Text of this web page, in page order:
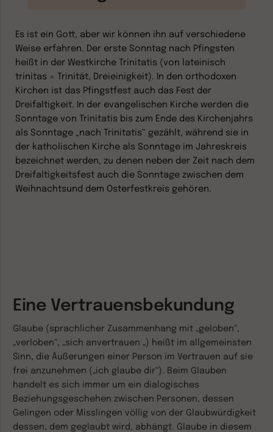
Es ist ein Gott, aber wir können ihn auf verschiedene
Weise erfahren. Der erste Sonntag nach Pfingsten
heißt in der Westkirche Trinitatis (von lateinisch
trinitas = Trinität, Dreieinigkeit). In den orthodoxen
Kirchen ist das Pfingstfest auch das Fest der
Dreifaltigkeit. In der evangelischen Kirche werden die
Sonntage von Trinitatis bis zum Ende des Kirchenjahrs
als Sonntage „nach Trinitatis“ gezählt, während sie in
der katholischen Kirche als Sonntage im Jahreskreis
bezeichnet werden, zu denen neben der Zeit nach dem
Dreifaltigkeitsfest auch die Sonntage zwischen dem
Weihnachtsund dem Osterfestkreis gehören.
Eine Vertrauensbekundung
Glaube (sprachlicher Zusammenhang mit „geloben“,
„verloben“, „sich anvertrauen „) heißt im allgemeinsten
Sinn, die Äußerungen einer Person im Vertrauen auf sie
frei anzunehmen („ich glaube dir“). Beim Glauben
handelt es sich immer um ein dialogisches
Beziehungsgeschehen zwischen Personen, dessen
Gelingen oder Misslingen völlig von der Glaubwürdigkeit
dessen, dem geglaubt wird, abhängt. Glaube in diesem